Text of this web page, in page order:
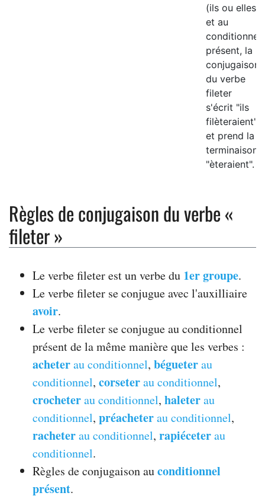
(ils ou elles)
et au
conditionnel
présent, la
conjugaison
du verbe
fileter
s'écrit "ils
filèteraient"
et prend la
terminaison
"èteraient".
Règles de conjugaison du verbe «
fileter »
Le verbe fileter est un verbe du 1er groupe.
Le verbe fileter se conjugue avec l'auxilliaire
avoir.
Le verbe fileter se conjugue au conditionnel
présent de la même manière que les verbes :
acheterau conditionnel, bégueterau
conditionnel, corseterau conditionnel,
crocheterau conditionnel, haleterau
conditionnel, préacheterau conditionnel,
racheterau conditionnel, rapiéceterau
conditionnel.
Règles de conjugaison auconditionnel
présent.